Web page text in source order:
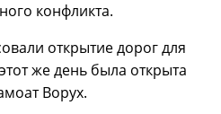
конфликта.
открытие дорог для
же день была открыта
Ворух.